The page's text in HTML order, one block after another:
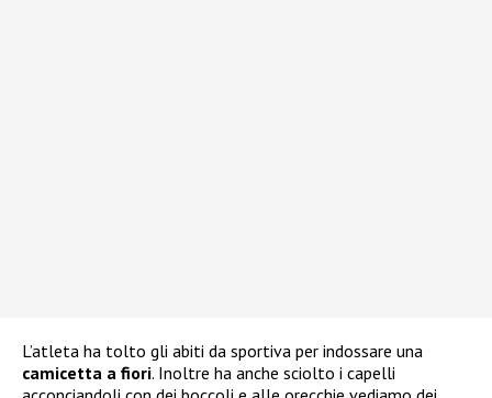
L’atleta ha tolto gli abiti da sportiva per indossare una
camicetta a fiori. Inoltre ha anche sciolto i capelli